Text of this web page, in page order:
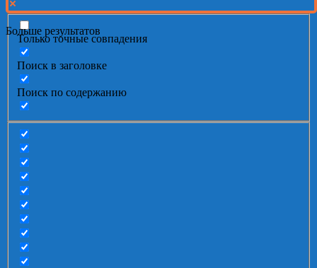
Больше результатов
Только точные совпадения
Поиск в заголовке
Поиск по содержанию